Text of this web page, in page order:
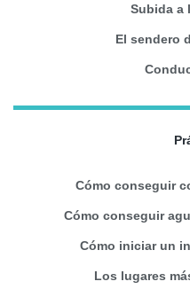
Subida a
El sendero
Cómo conseguir
Cómo conseguir
Cómo iniciar un
Los lugares